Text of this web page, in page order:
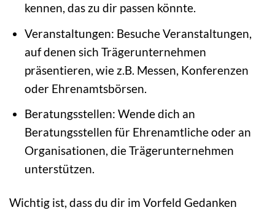
kennen, das zu dir passen könnte.
Veranstaltungen: Besuche Veranstaltungen,
auf denen sich Trägerunternehmen
präsentieren, wie z.B. Messen, Konferenzen
oder Ehrenamtsbörsen.
Beratungsstellen: Wende dich an
Beratungsstellen für Ehrenamtliche oder an
Organisationen, die Trägerunternehmen
unterstützen.
Wichtig ist, dass du dir im Vorfeld Gedanken